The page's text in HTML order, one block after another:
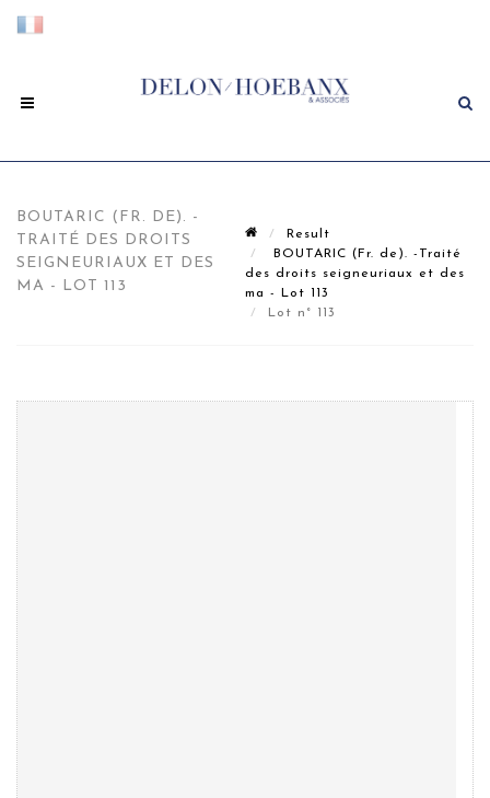
BOUTARIC (FR. DE). -
TRAITÉ DES DROITS
SEIGNEURIAUX ET DES
MA - LOT 113
Result
BOUTARIC (Fr. de). -Traité
des droits seigneuriaux et des
ma - Lot 113
Lot n° 113